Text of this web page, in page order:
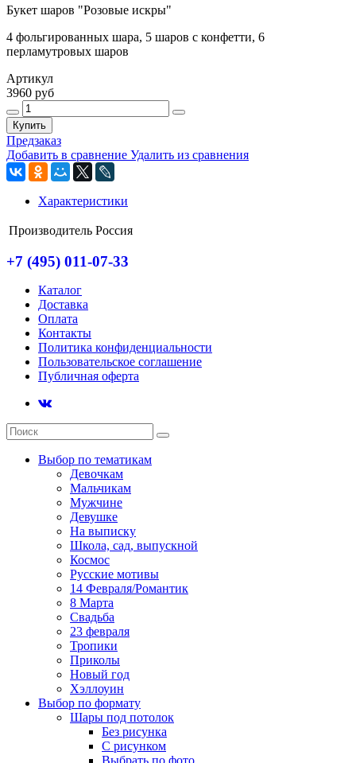
Букет шаров "Розовые искры"
4 фольгированных шара, 5 шаров с конфетти, 6
перламутровых шаров
Артикул
3960 руб
Купить
Предзаказ
Добавить в сравнение Удалить из сравнения
Характеристики
Производитель Россия
+7 (495) 011-07-33
Каталог
Доставка
Оплата
Контакты
Политика конфиденциальности
Пользовательское соглашение
Публичная оферта
Выбор по тематикам
Девочкам
Мальчикам
Мужчине
Девушке
На выписку
Школа, сад, выпускной
Космос
Русские мотивы
14 Февраля/Романтик
8 Марта
Свадьба
23 февраля
Тропики
Приколы
Новый год
Хэллоуин
Выбор по формату
Шары под потолок
Без рисунка
С рисунком
Выбрать по фото